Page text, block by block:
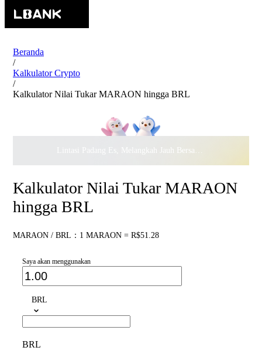
Beranda
/
Kalkulator Crypto
/
Kalkulator Nilai Tukar MARAON hingga BRL
Lintasi Padang Es, Melangkah Jauh Bersama · Rayakan
Kalkulator Nilai Tukar MARAON
hingga BRL
MARAON / BRL：1 MARAON = R$51.28
Saya akan menggunakan
BRL
BRL